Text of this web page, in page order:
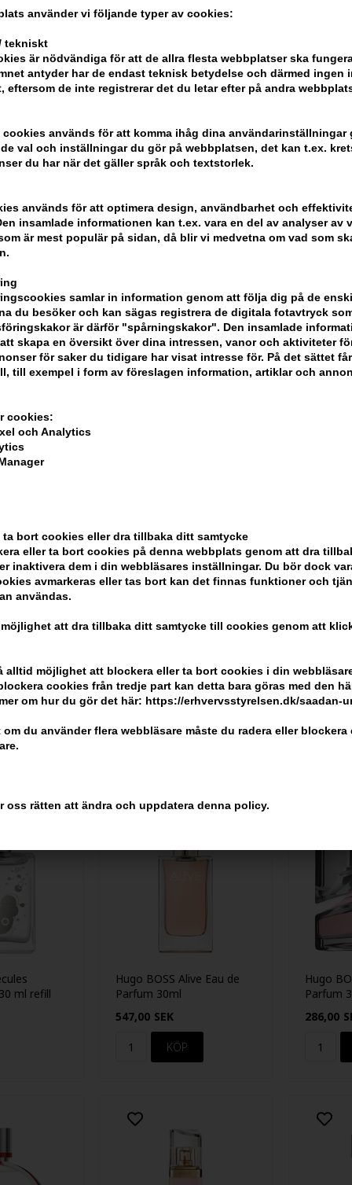
använder vi följande typer av cookies:
tekniskt
är nödvändiga för att de allra flesta webbplatser ska
antyder har de endast teknisk betydelse och därmed ingen
eftersom de inte registrerar det du letar efter på andra
används för att komma ihåg dina användarinställningar
val och inställningar du gör på webbplatsen, det kan t.ex.
du har när det gäller språk och textstorlek.
används för att optimera design, användbarhet och
insamlade informationen kan t.ex. vara en del av analyser av
är mest populär på sidan, då blir vi medvetna om vad som
samlar in information genom att följa dig på de
du besöker och kan sägas registrera de digitala fotavtryck
är därför "spårningskakor". Den insamlade
skapa en översikt över dina intressen, vanor och aktiviteter
för saker du tidigare har visat intresse för. På det sättet
till exempel i form av föreslagen information, artiklar och
cookies:
och Analytics
ta bort cookies eller dra tillbaka ditt samtycke
eller ta bort cookies på denna webbplats genom att dra
inaktivera dem i din webbläsares inställningar. Du bör dock
avmarkeras eller tas bort kan det finnas funktioner och
användas.
att dra tillbaka ditt samtycke till cookies genom att
alltid möjlighet att blockera eller ta bort cookies i din
cookies från tredje part kan detta bara göras med den
om hur du gör det här: https://erhvervsstyrelsen.dk/saadan-
om du använder flera webbläsare måste du radera eller blockera
oss rätten att ändra och uppdatera denna policy.
Green Tea
Mist 236ml
Escentric Molecules
Molecule 01 - 30ml Cased
Ej i lager
100ml
Ej i lager
Bois
Ærlig P01 Eau de Parfum
15ml (Roll-on)
436,00 SEK
Erbjudandet gäller: 30.07.26 -
13.08.26
Clean
ml refill
Hugo BOSS Alive Eau de
Parfum 30ml
547,00 SEK
Hugo
Parfum
286,00